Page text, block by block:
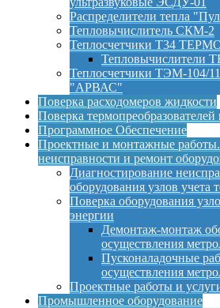
Распределители тепла
Тепловычислитель СКМ-2
Теплосчетчики Т34
Тепловычислители
Теплосчетчики ТЭМ-104/
"АРВАС"
Поверка расходомеров жидкости
Поверка
Программное Обеспечение
Проектные и монтажные
неисправности и ремонт
Диагностирование
оборудования узлов учета
Поверка оборудования
энергии
Демонтаж-монтаж
осуществления
Пусконаладочные
осуществления
Проектные работы и
Промышленное оборудование